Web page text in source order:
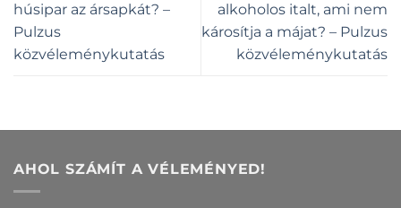
húsipar az ársapkát? –
Pulzus
közvéleménykutatás
alkoholos italt, ami nem
károsítja a májat? – Pulzus
közvéleménykutatás
AHOL SZÁMÍT A VÉLEMÉNYED!